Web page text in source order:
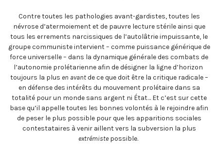
Contre toutes les pathologies avant-gardistes, toutes les
névrose d’atermoiement et de pauvre lecture stérile ainsi que
tous les errements narcissiques de l’autolâtrie impuissante, le
groupe communiste intervient – comme puissance générique de
force universelle – dans la dynamique générale des combats de
l’autonomie prolétarienne afin de désigner la ligne d’horizon
toujours la plus en avantde ce que doit être la critique radicale –
en défense des intérêts du mouvement prolétaire dans sa
totalité pour un monde sans argent ni État… Et c’est sur cette
base qu’il appelle toutes les bonnes volontés à le rejoindre afin
de peser le plus possible pour que les apparitions sociales
contestataires à venir aillent vers la subversion la plus
extrémistepossible.